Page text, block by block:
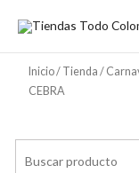
Inicio/ Tienda /
CEBRA